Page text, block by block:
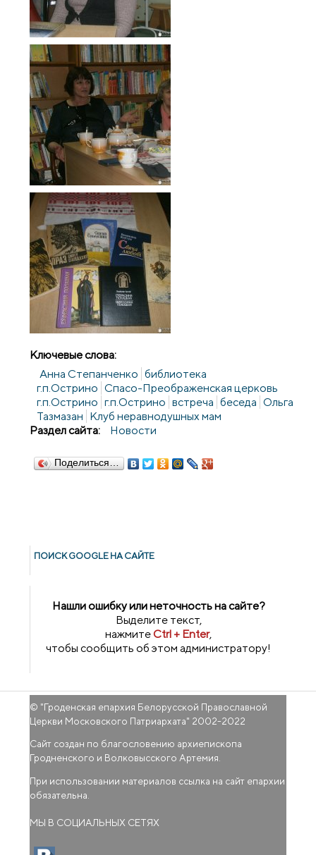
Ключевые слова:
Анна Степанченко библиотека
г.п.Острино Спасо-Преображенская церковь
г.п.Острино г.п.Острино встреча беседа Ольга
Тазмазан Клуб неравнодушных мам
Раздел сайта:
Новости
Поделиться…
ПОИСК GOОGLE НА САЙТЕ
Нашли ошибку или неточность на сайте?
Выделите текст,
нажмитеCtrl + Enter,
чтобы сообщить об этом администратору!
© "Гроденская епархия Белорусской Православной
Церкви Московского Патриархата" 2002-2022
Сайт создан по благословению архиепископа
Гродненского и Волковысского Артемия.
При использовании материалов ссылка на сайт епархии
обязательна.
МЫ В СОЦИАЛЬНЫХ СЕТЯХ